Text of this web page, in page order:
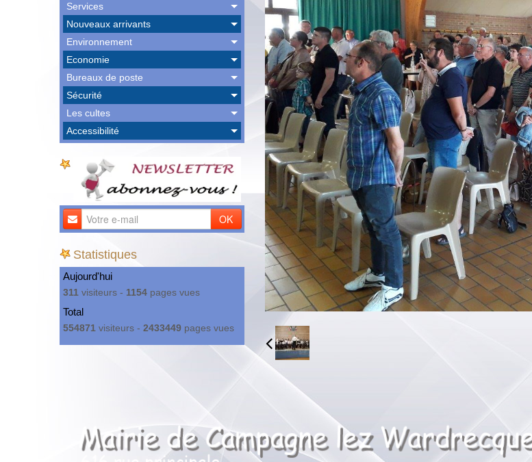
Services
Nouveaux arrivants
Environnement
Economie
Bureaux de poste
Sécurité
Les cultes
Accessibilité
OK
Statistiques
Aujourd'hui
311 visiteurs - 1154 pages vues
Total
554871 visiteurs - 2433449 pages vues